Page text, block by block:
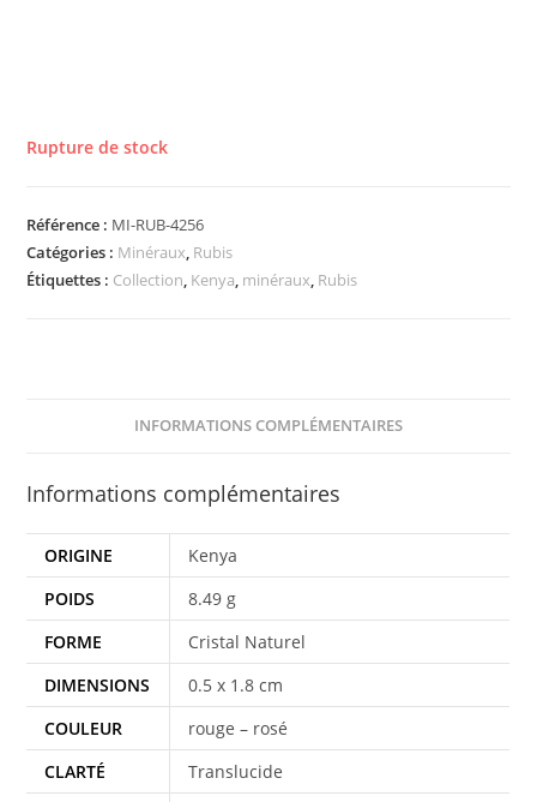
Rupture de stock
Référence : MI-RUB-4256
Catégories : Minéraux, Rubis
Étiquettes : Collection, Kenya, minéraux, Rubis
INFORMATIONS COMPLÉMENTAIRES
Informations complémentaires
ORIGINE
Kenya
POIDS
8.49 g
FORME
Cristal Naturel
DIMENSIONS
0.5 x 1.8 cm
COULEUR
rouge – rosé
CLARTÉ
Translucide